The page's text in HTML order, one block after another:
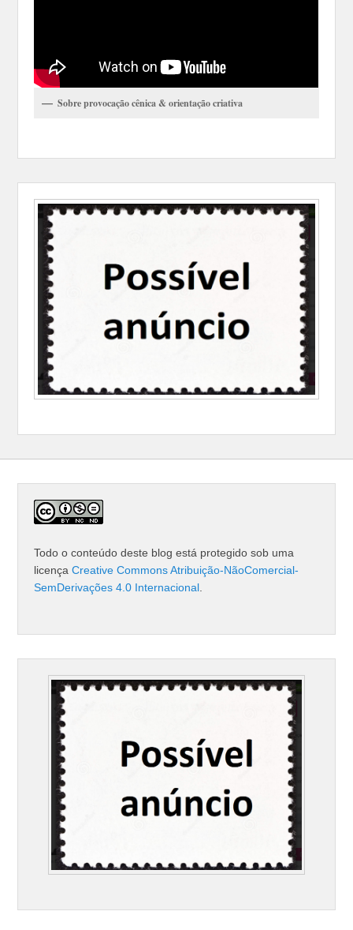
Sobre provocação cênica & orientação criativa
Todo o conteúdo deste blog está protegido sob uma
licençaCreative Commons Atribuição-NãoComercial-
SemDerivações 4.0 Internacional